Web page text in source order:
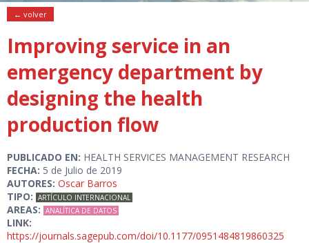
← volver
Improving service in an
emergency department by
designing the health
production flow
PUBLICADO EN: HEALTH SERVICES MANAGEMENT RESEARCH
FECHA: 5 de Julio de 2019
AUTORES: Oscar Barros
TIPO: ARTÍCULO INTERNACIONAL
AREAS: ANALÍTICA DE DATOS
LINK:
https://journals.sagepub.com/doi/10.1177/0951484819860325